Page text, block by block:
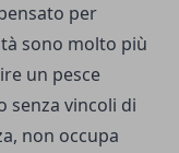
per
sono molto più
un pesce
senza vincoli di
non occupa